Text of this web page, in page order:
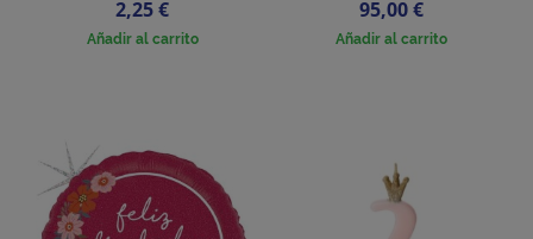
Precio
2,25 €
Añadir al carrito
Precio
95,00 €
Añadir al carrito